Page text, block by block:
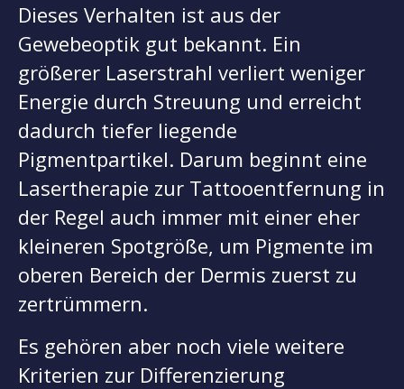
Dieses Verhalten ist aus der
Gewebeoptik gut bekannt. Ein
größerer Laserstrahl verliert weniger
Energie durch Streuung und erreicht
dadurch tiefer liegende
Pigmentpartikel. Darum beginnt eine
Lasertherapie zur Tattooentfernung in
der Regel auch immer mit einer eher
kleineren Spotgröße, um Pigmente im
oberen Bereich der Dermis zuerst zu
zertrümmern.
Es gehören aber noch viele weitere
Kriterien zur Differenzierung